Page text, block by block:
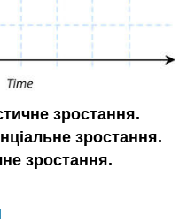
зростання.
зростання.
зростання.